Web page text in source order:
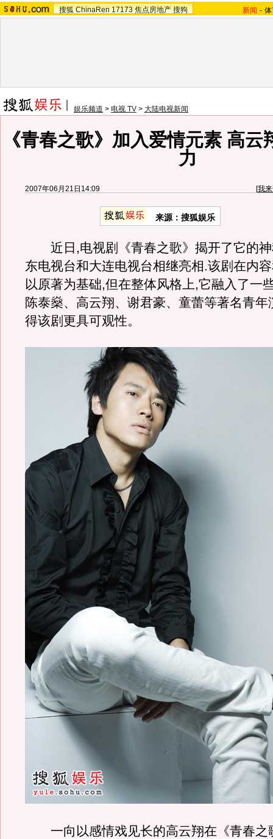
搜狐 ChinaRen 17173 焦点房地产 搜狗 新闻 -
娱乐频道 > 电视 TV > 大陆电视新闻
《青春之歌》加入爱情元素 高云
力
2007年06月21日14:09 [我
来源：搜狐娱乐
近日,电视剧《青春之歌》揭开了它的神
东电视台和大连电视台相继亮相.该剧在内
以原著为基础,但在整体风格上,它融入了一
陈泰燊、高云翔、谢君豪、童蕾等著名青年
得该剧更具可观性。
一向以感情戏见长的高云翔在《青春之